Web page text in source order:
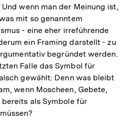
wenn man der Meinung ist,
mit so genanntem
- eine eher irreführende
ein Framing darstellt - zu
begründet werden.
Falle das Symbol für
gewählt: Denn was bleibt
wenn Moscheen, Gebete,
als Symbole für